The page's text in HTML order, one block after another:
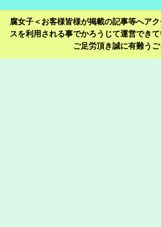
腐女子＜お客様皆様が掲載の記事等へア
スを利用される事でかろうじて運営でき
ご足労頂き誠に有難うご